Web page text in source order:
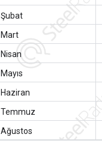
Şubat
Mart
Nisan
Mayıs
Haziran
Temmuz
Ağustos